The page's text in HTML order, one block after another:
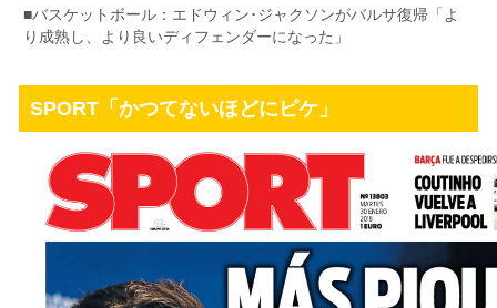
■バスケットボール：エドウィン･ジャクソンがバルサ復帰「よ
り成熟し、より良いディフェンダーになった」
SPORT「かつてないほどにピケ」